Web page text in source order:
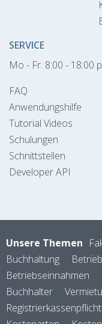
SERVICE
Mo - Fr. 8:00 - 18:00
FAQ
Anwendungshilfe
Tutorial Videos
Schulungen
Schnittstellen
Developer API
Unsere Themen
Buchhaltung
Betriebseinnahmen
Buchhalter
Registrierkassenpflicht